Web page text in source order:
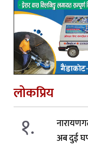
लोकप्रिय
१.
अब दुई